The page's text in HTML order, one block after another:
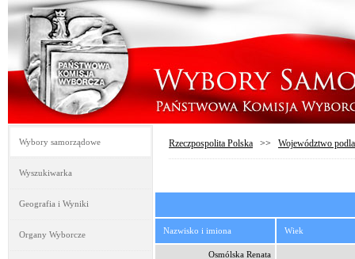
Wybory samorządowe
Wyszukiwarka
Geografia i Wyniki
Organy Wyborcze
Rzeczpospolita Polska >> Województwo
Nazwisko i imiona Wiek
Osmólska Renata